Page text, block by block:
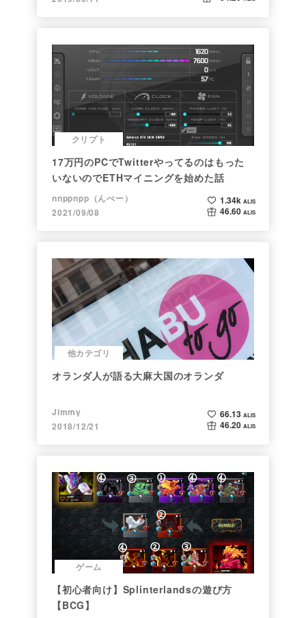
クリプト
17万円のPCでTwitterやってるのはもった
いないのでETHマイニングを始めた話
nnppnpp（んぺー）
2021/09/08
1.34k ALIS
46.60 ALIS
他カテゴリ
オランダ人が語る大麻大国のオランダ
Jimmy
2018/12/21
66.13 ALIS
46.20 ALIS
ゲーム
【初心者向け】Splinterlandsの遊び方
【BCG】